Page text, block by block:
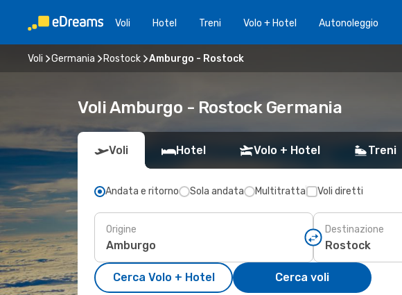
Voli Hotel Treni Volo + Hotel Autonoleggio
Voli Germania Rostock Amburgo - Rostock
Voli Amburgo - Rostock Germania
Voli Hotel Volo + Hotel Treni
Andata e ritorno Sola andata Multitratta Voli diretti
Origine Destinazione
Cerca Volo + Hotel Cerca voli